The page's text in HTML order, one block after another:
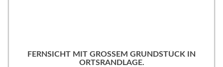
FERNSICHT MIT GROSSEM GRUNDSTÜCK IN
ORTSRANDLAGE.